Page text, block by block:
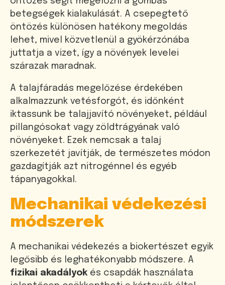
betegségek kialakulását. A csepegtető
öntözés különösen hatékony megoldás
lehet, mivel közvetlenül a gyökérzónába
juttatja a vizet, így a növények levelei
szárazak maradnak.
A talajfáradás megelőzése érdekében
alkalmazzunk vetésforgót, és időnként
iktassunk be talajjavító növényeket, például
pillangósokat vagy zöldtrágyának való
növényeket. Ezek nemcsak a talaj
szerkezetét javítják, de természetes módon
gazdagítják azt nitrogénnel és egyéb
tápanyagokkal.
Mechanikai védekezési
módszerek
A mechanikai védekezés a biokertészet egyik
legősibb és leghatékonyabb módszere. A
fizikai akadályok és csapdák használata